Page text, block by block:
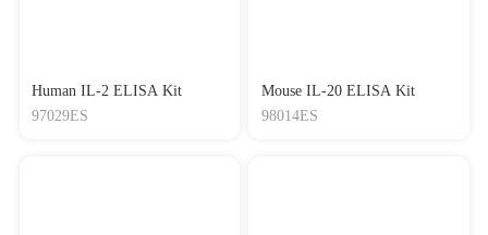
Human IL-2 ELISA Kit
97029ES
Mouse IL-20 ELISA Kit
98014ES